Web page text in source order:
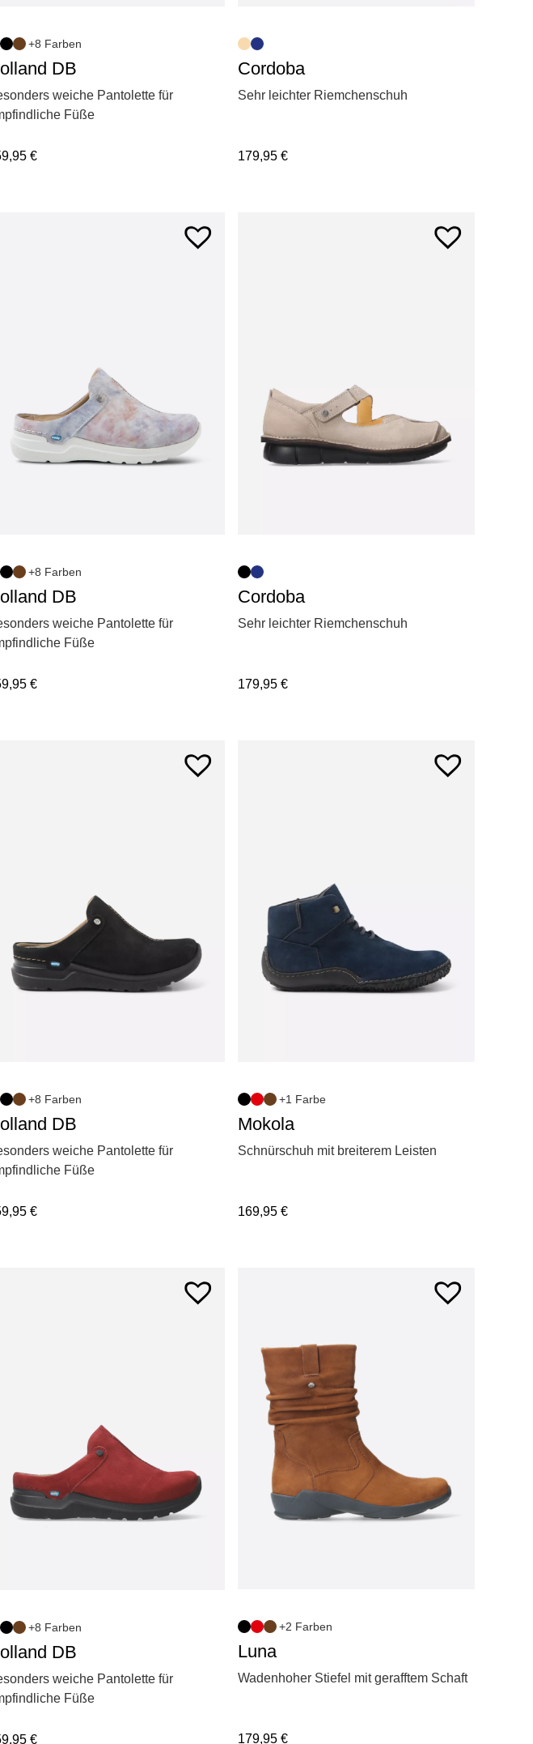
+8 Farben
DB
weiche Pantolette für
Füße
€
Cordoba
Sehr leichter Riemchenschuh
179,95 €
+8 Farben
DB
weiche Pantolette für
Füße
€
Cordoba
Sehr leichter Riemchenschuh
179,95 €
+8 Farben
DB
weiche Pantolette für
Füße
€
+1 Farbe
Mokola
Schnürschuh mit breiterem Leisten
169,95 €
+8 Farben
DB
weiche Pantolette für
Füße
€
+2 Farben
Luna
Wadenhoher Stiefel mit gerafftem Schaft
179,95 €